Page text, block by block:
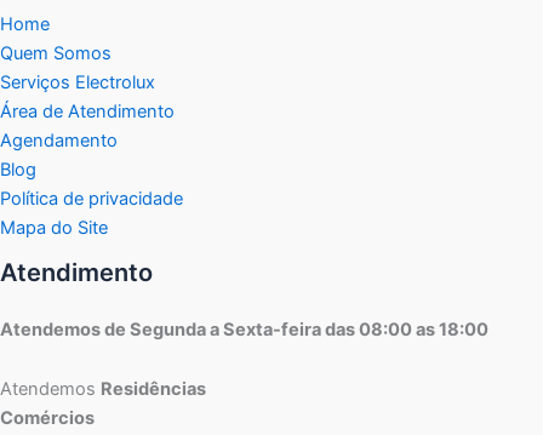
Home
Quem Somos
Serviços Electrolux
Área de Atendimento
Agendamento
Blog
Política de privacidade
Mapa do Site
Atendimento
Atendemos de Segunda a Sexta-feira das 08:00 as 18:00
Atendemos Residências
Comércios